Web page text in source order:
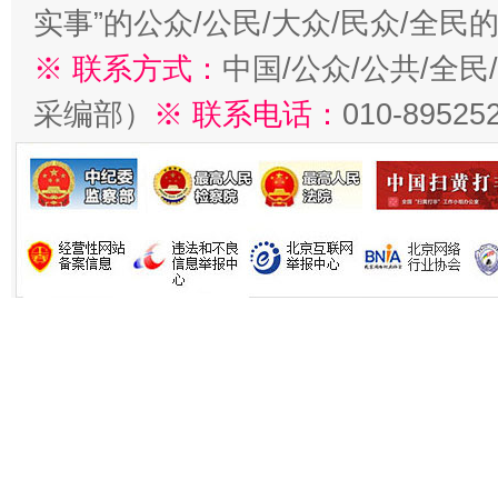
实事”的公众/公民/大众/民众/全民
※ 联系方式： 中国/公众/公共/全
采编部） ※ 联系电话： 010-